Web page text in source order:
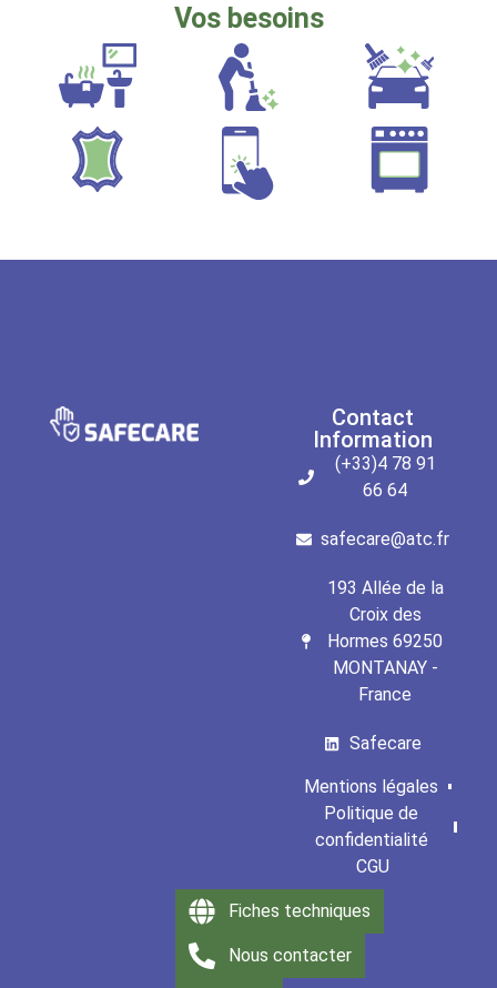
Vos besoins
Contact
Information
(+33)4 78 91
66 64
safecare@atc.fr
193 Allée de la
Croix des
Hormes 69250
MONTANAY -
France
Safecare
Mentions légales
Politique de
confidentialité
CGU
Fiches techniques
Nous contacter